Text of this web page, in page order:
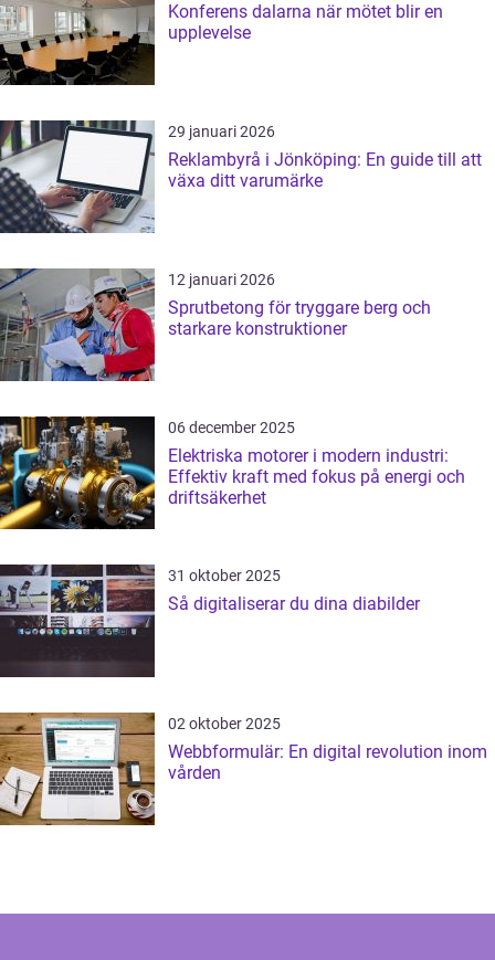
Konferens dalarna när mötet blir en
upplevelse
29 januari 2026
Reklambyrå i Jönköping: En guide till att
växa ditt varumärke
12 januari 2026
Sprutbetong för tryggare berg och
starkare konstruktioner
06 december 2025
Elektriska motorer i modern industri:
Effektiv kraft med fokus på energi och
driftsäkerhet
31 oktober 2025
Så digitaliserar du dina diabilder
02 oktober 2025
Webbformulär: En digital revolution inom
vården